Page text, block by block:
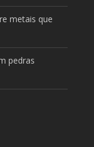
metais que
pedras